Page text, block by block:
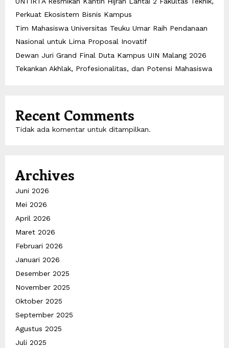
Perkuat Ekosistem Bisnis Kampus
Tim Mahasiswa Universitas Teuku Umar Raih Pendanaan
Nasional untuk Lima Proposal Inovatif
Dewan Juri Grand Final Duta Kampus UIN Malang 2026
Tekankan Akhlak, Profesionalitas, dan Potensi Mahasiswa
Recent Comments
Tidak ada komentar untuk ditampilkan.
Archives
Juni 2026
Mei 2026
April 2026
Maret 2026
Februari 2026
Januari 2026
Desember 2025
November 2025
Oktober 2025
September 2025
Agustus 2025
Juli 2025